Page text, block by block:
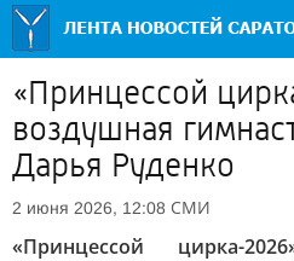
«Принцессой
воздушная
Дарья Руденко
2 июня 2026, 12:08 СМИ
«Принцессой цирка-